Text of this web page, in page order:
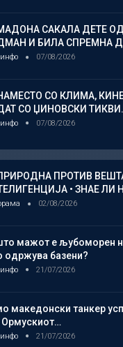
САКАЛА ДЕТЕ
И БИЛА СПРЕМНА
07/08/2026
СО КЛИМА,
СО ЏИНОВСКИ
07/08/2026
ПРОТИВ
• ЗНАЕ ЛИ
02/08/2026
мажот е љубоморен
одржува базени?
21/07/2026
македонски танкер
Ормускиот…
21/07/2026